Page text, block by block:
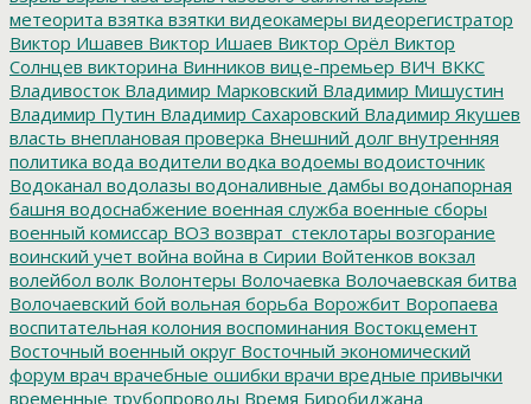
метеорита взятка взятки видеокамеры видеорегистратор
Виктор Ишавев Виктор Ишаев Виктор Орёл Виктор
Солнцев викторина Винников вице-премьер ВИЧ ВККС
Владивосток Владимир Марковский Владимир Мишустин
Владимир Путин Владимир Сахаровский Владимир Якушев
власть внеплановая проверка Внешний долг внутренняя
политика вода водители водка водоемы водоисточник
Водоканал водолазы водоналивные дамбы водонапорная
башня водоснабжение военная служба военные сборы
военный комиссар ВОЗ возврат_стеклотары возгорание
воинский учет война война в Сирии Войтенков вокзал
волейбол волк Волонтеры Волочаевка Волочаевская битва
Волочаевский бой вольная борьба Ворожбит Воропаева
воспитательная колония воспоминания Востокцемент
Восточный военный округ Восточный экономический
форум врач врачебные ошибки врачи вредные привычки
временные трубопроводы Время Биробиджана